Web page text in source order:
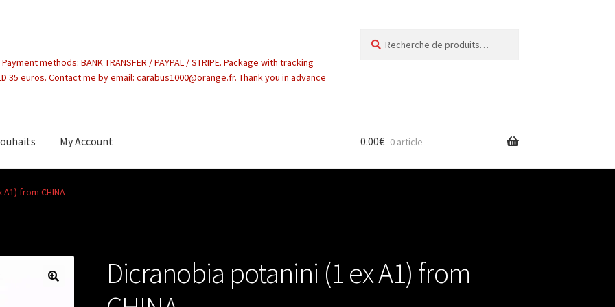
methods: BANK TRANSFER / PAYPAL / STRIPE. Package with tracking
35 euros. Contact me by email: carabus1000@orange.fr. Thank you in advance
pour :
My Account 0.00€ 0 article
from CHINA
Dicranobia potanini (1 ex A1) from